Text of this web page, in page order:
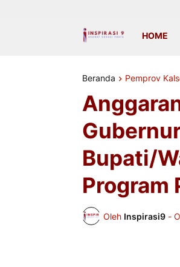
HOME
Beranda Pemprov
Bupati/
Program
Oleh Inspirasi9 -